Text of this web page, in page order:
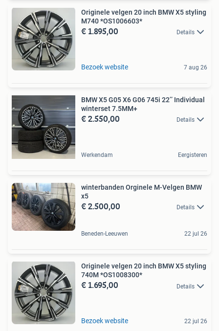
Originele velgen 20 inch BMW X5 styling
M740 *OS1006603*
€ 1.895,00 Details
Bezoek website 7 aug 26
BMW X5 G05 X6 G06 745i 22’’ Individual
winterset 7.5MM+
€ 2.550,00 Details
Werkendam Eergisteren
winterbanden Orginele M-Velgen BMW
x5
€ 2.500,00 Details
Beneden-Leeuwen 22 jul 26
Originele velgen 20 inch BMW X5 styling
740M *OS1008300*
€ 1.695,00 Details
Bezoek website 22 jul 26